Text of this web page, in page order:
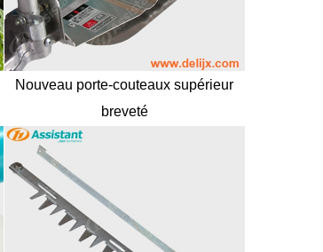
Nouveau porte-couteaux supérieur
breveté